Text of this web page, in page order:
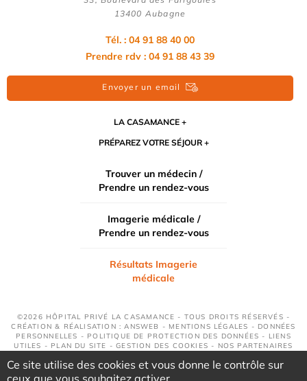
13400 Aubagne
Tél. : 04 91 88 40 00
Prendre rdv : 04 91 88 43 39
Envoyer un email
LA CASAMANCE
PRÉPAREZ VOTRE SÉJOUR
Trouver un médecin /
Prendre un rendez-vous
Imagerie médicale /
Prendre un rendez-vous
Résultats Imagerie
médicale
©2026 HÔPITAL PRIVÉ LA CASAMANCE - TOUS DROITS RÉSERVÉS -
CRÉATION & RÉALISATION : ANSWEB - MENTIONS LÉGALES - DONNÉES
PERSONNELLES - POLITIQUE DE PROTECTION DES DONNÉES - LIENS
UTILES - PLAN DU SITE -GESTION DES COOKIES - NOS PARTENAIRES
Ce site utilise des cookies et vous donne le contrôle sur
ceux que vous souhaitez activer